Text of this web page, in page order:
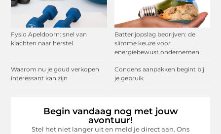
Fysio Apeldoorn: snel van
klachten naar herstel
Batterijopslag bedrijven: de
slimme keuze voor
energiebewust ondernemen
Waarom nu je goud verkopen
interessant kan zijn
Condens aanpakken begint bij
je gebruik
Begin vandaag nog met jouw
avontuur!
Stel het niet langer uit en meld je direct aan. Ons